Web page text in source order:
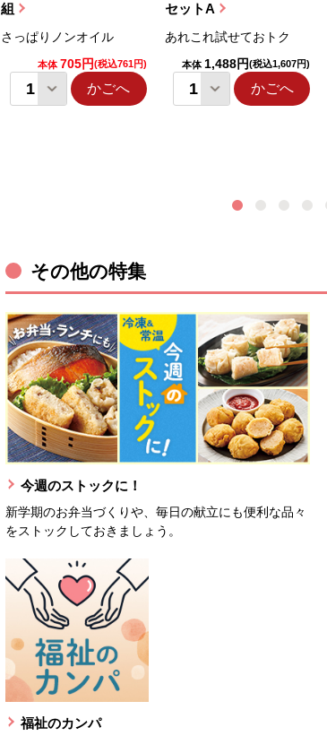
組
さっぱりノンオイル
本体 705円(税込761円)
かごへ
セットA
あれこれ試せておトク
本体 1,488円(税込1,607円)
かごへ
その他の特集
今週のストックに！
新学期のお弁当づくりや、毎日の献立にも便利な品々
をストックしておきましょう。
福祉のカンパ